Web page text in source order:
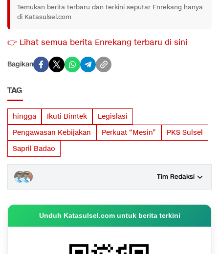
Temukan berita terbaru dan terkini seputar Enrekang hanya
di Katasulsel.com
👉 Lihat semua berita Enrekang terbaru di sini
Bagikan
TAG
hingga Ikuti Bimtek
Legislasi
Pengawasan Kebijakan
Perkuat “Mesin”
PKS Sulsel
Sapril Badao
Tim Redaksi
Unduh Katasulsel.com untuk berita terkini